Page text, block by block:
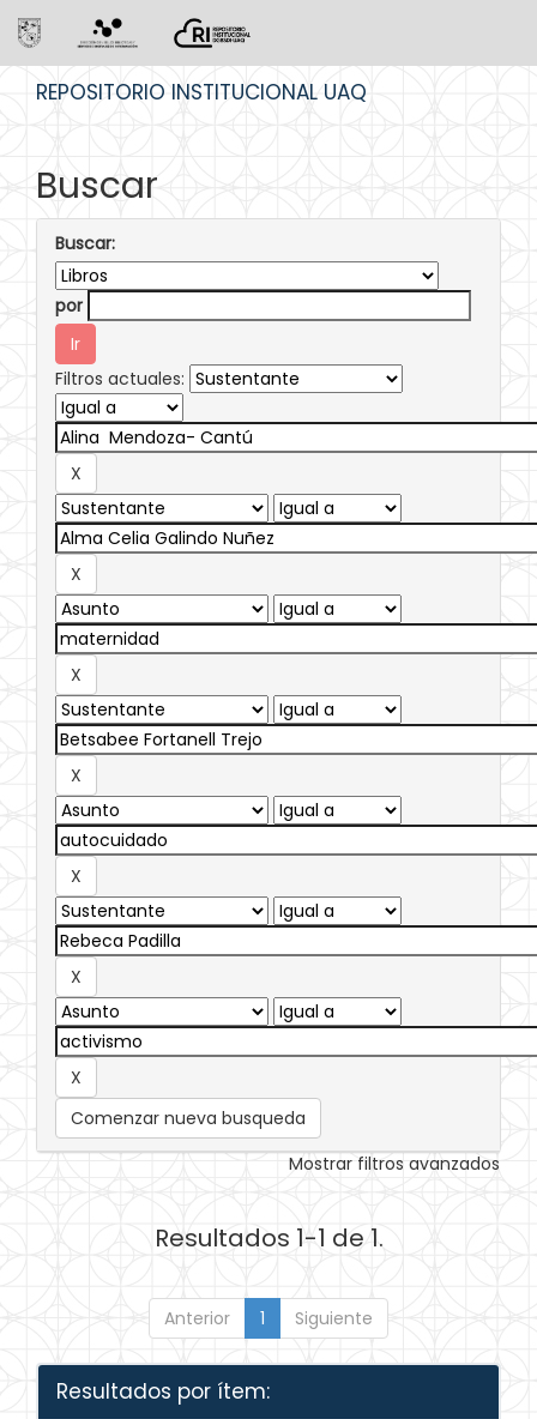
REPOSITORIO INSTITUCIONAL UAQ
Buscar
Buscar:
por
Filtros actuales:
Comenzar nueva busqueda
Mostrar filtros avanzados
Resultados 1-1 de 1.
Anterior 1 Siguiente
Resultados por ítem: